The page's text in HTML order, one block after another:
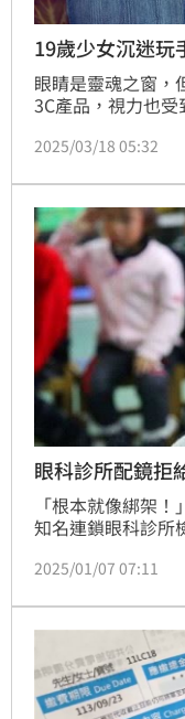
19歲少女沉迷
眼睛是靈魂之窗，
3C產品，視力也
短短6個月加深幾
光眼、白內障和斜
2025/03/18 05:32
眼科診所配鏡
「根本就像綁架
知名連鎖眼科診所
行，卻被告知需要
言之就是要民眾直
2025/01/07 07:11